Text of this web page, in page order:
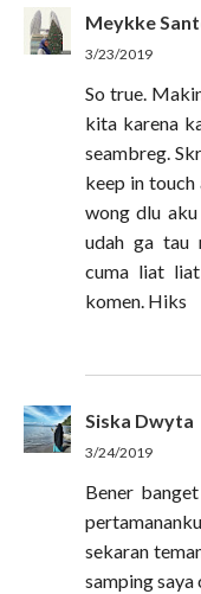
Meykke
3/23/2019
So true.
kita karena
seambreg.
keep in touch
wong dlu
udah ga tau
cuma liat
komen. Hiks
Siska Dwyta
3/24/2019
Bener
sekaran
samping saya